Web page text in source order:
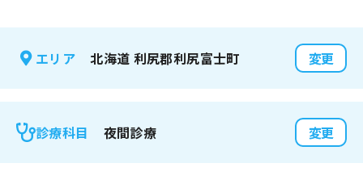
感染症
エリア 北海道 利尻郡利尻富士町 変更
診療科目 夜間診療 変更